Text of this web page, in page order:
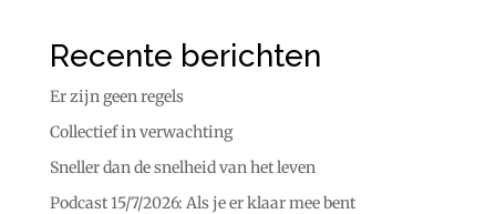
Recente berichten
Er zijn geen regels
Collectief in verwachting
Sneller dan de snelheid van het leven
Podcast 15/7/2026: Als je er klaar mee bent